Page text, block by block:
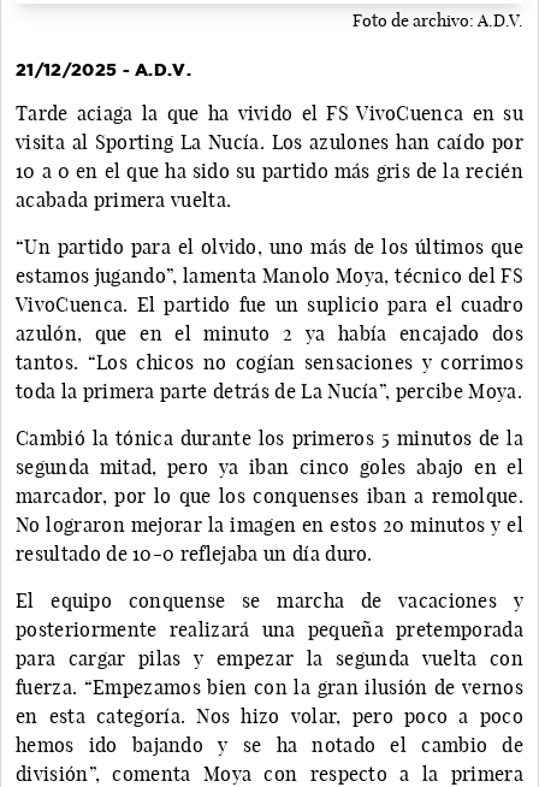
Foto de archivo: A.D.V.
21/12/2025 - A.D.V.
Tarde aciaga la que ha vivido el FS VivoCuenca en su
visita al Sporting La Nucía. Los azulones han caído por
10 a 0 en el que ha sido su partido más gris de la recién
acabada primera vuelta.
“Un partido para el olvido, uno más de los últimos que
estamos jugando”, lamenta Manolo Moya, técnico del FS
VivoCuenca. El partido fue un suplicio para el cuadro
azulón, que en el minuto 2 ya había encajado dos
tantos. “Los chicos no cogían sensaciones y corrimos
toda la primera parte detrás de La Nucía”, percibe Moya.
Cambió la tónica durante los primeros 5 minutos de la
segunda mitad, pero ya iban cinco goles abajo en el
marcador, por lo que los conquenses iban a remolque.
No lograron mejorar la imagen en estos 20 minutos y el
resultado de 10-0 reflejaba un día duro.
El equipo conquense se marcha de vacaciones y
posteriormente realizará una pequeña pretemporada
para cargar pilas y empezar la segunda vuelta con
fuerza. “Empezamos bien con la gran ilusión de vernos
en esta categoría. Nos hizo volar, pero poco a poco
hemos ido bajando y se ha notado el cambio de
división”, comenta Moya con respecto a la primera